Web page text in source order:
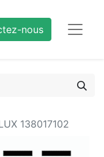
nous
138017102